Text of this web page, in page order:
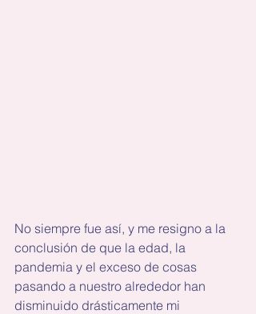
No siempre fue así, y me resigno a la
conclusión de que la edad, la
pandemia y el exceso de cosas
pasando a nuestro alrededor han
disminuido drásticamente mi